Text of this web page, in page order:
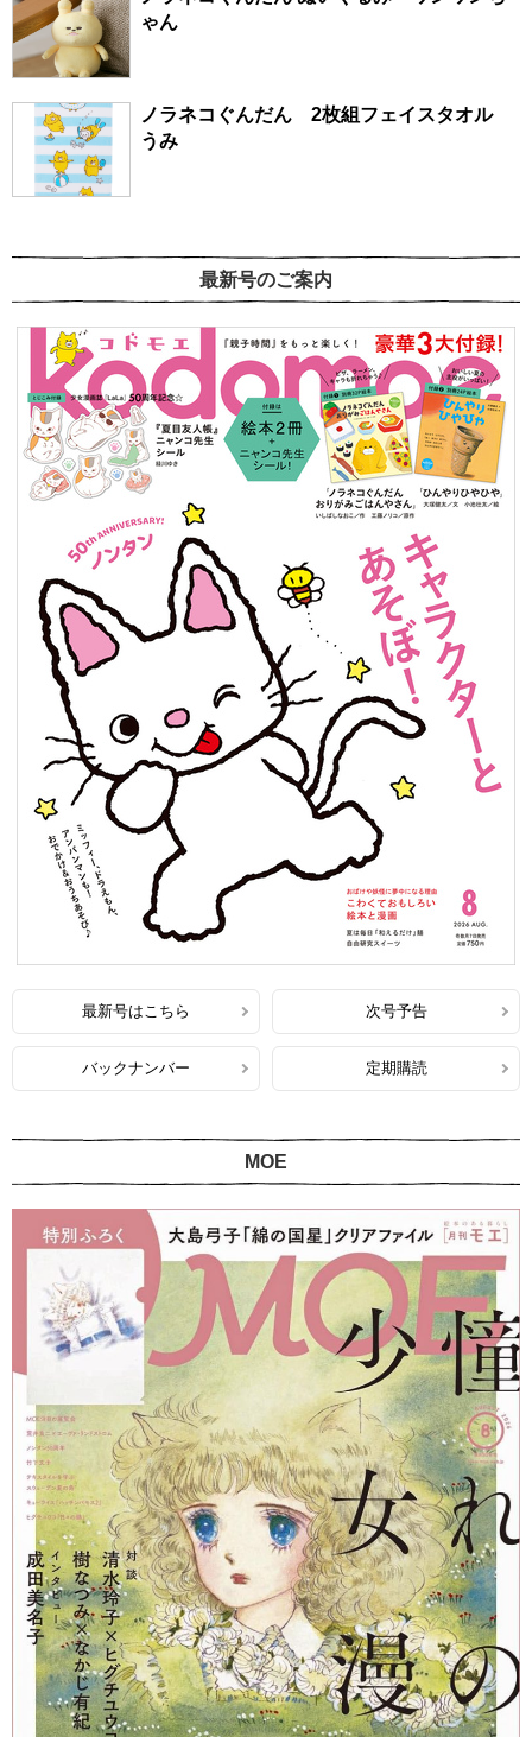
ゃん
ノラネコぐんだん 2枚組フェイスタオル
うみ
最新号のご案内
最新号はこちら 次号予告
バックナンバー 定期購読
MOE